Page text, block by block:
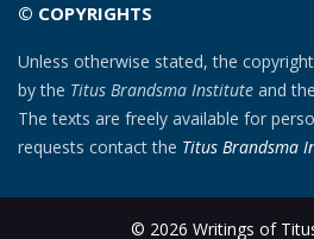
© COPYRIGHTS
Unless otherwise stated, the
by the Titus Brandsma Institute and the
The texts are freely available for
requests contact the Titus Brandsma
© 2026 Writings of